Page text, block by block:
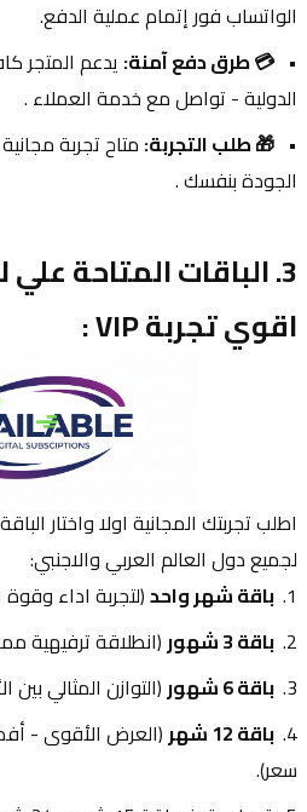
الواتساب فور إتمام عملية الدفع.
💳 طرق دفع آمنة:
الدولية - تواصل مع خدمة العملاء .
🎁 طلب التجربة:
الجودة بنفسك .
اقوي تجربة VIP :
لجميع دول العالم العربي والاجنبي:
باقة شهر واحد (لتجربة اداء وقوة
باقة 3 شهور
(انطلاقة ترفيهية
باقة 6 شهور
(التوازن المثالي بين
باقة 12 شهر
سعر).